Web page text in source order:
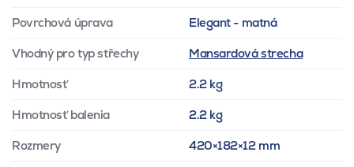
Povrchová úprava Elegant - matná
Vhodný pro typ střechy Mansardová strecha
Hmotnosť 2.2 kg
Hmotnosť balenia 2.2 kg
Rozmery 420×182×12 mm